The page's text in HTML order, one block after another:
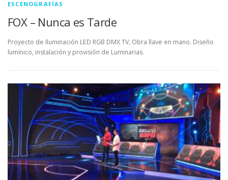
ESCENOGRAFÍAS
FOX – Nunca es Tarde
Proyecto de Iluminación LED RGB DMX TV, Obra llave en mano. Diseño
lumínico, instalación y provisión de Luminarias.